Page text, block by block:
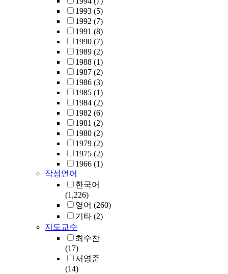
1993 (5)
1992 (7)
1991 (8)
1990 (7)
1989 (2)
1988 (1)
1987 (2)
1986 (3)
1985 (1)
1984 (2)
1982 (6)
1981 (2)
1980 (2)
1979 (2)
1975 (2)
1966 (1)
작성언어
한국어
(1,226)
영어 (260)
기타 (2)
지도교수
최수찬
(17)
서영준
(14)